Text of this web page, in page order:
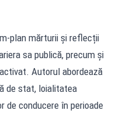
plan mărturii și reflecții
sa publică, precum și
Autorul abordează
de stat, loialitatea
de conducere în perioade